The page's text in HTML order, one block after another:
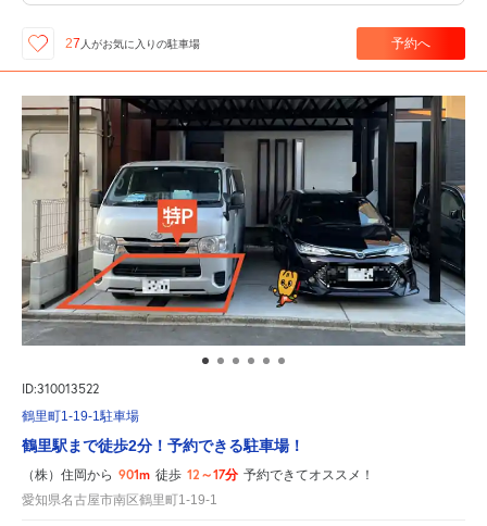
27 人がお気に入りの駐車場 予約へ
ID:310013522
鶴里町1-19-1駐車場
鶴里駅まで徒歩2分！予約できる駐車場！
（株）住岡から 901m 徒歩 12～17分 予約できてオススメ！
愛知県名古屋市南区鶴里町1-19-1